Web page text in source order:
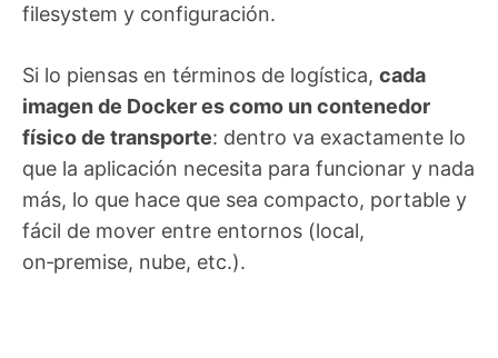
filesystem y configuración.
Si lo piensas en términos de logística, cada
imagen de Docker es como un contenedor
físico de transporte: dentro va exactamente lo
que la aplicación necesita para funcionar y nada
más, lo que hace que sea compacto, portable y
fácil de mover entre entornos (local,
on‑premise, nube, etc.).